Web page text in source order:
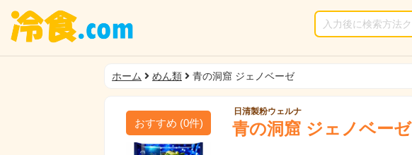
ホーム めん類 青の洞窟 ジェノベーゼ
おすすめ (0件)
日清製粉ウェルナ
青の洞窟 ジェノベーゼ